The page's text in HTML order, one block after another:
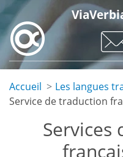
Skip
main
content
Accueil
Les langues
Service de traduction
Services